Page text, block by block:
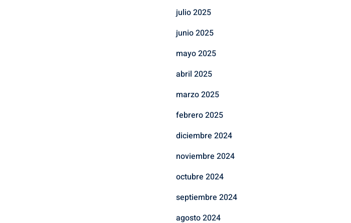
julio 2025
junio 2025
mayo 2025
abril 2025
marzo 2025
febrero 2025
diciembre 2024
noviembre 2024
octubre 2024
septiembre 2024
agosto 2024